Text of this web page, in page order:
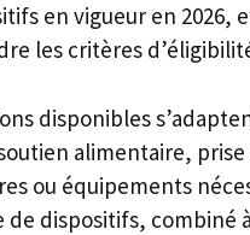
en vigueur en 2026,
les critères
disponibles
alimentaire,
ou équipements
de dispositifs, combiné